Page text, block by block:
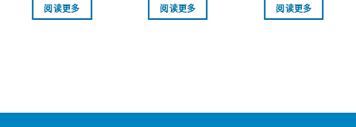
阅读更多 阅读更多 阅读更多